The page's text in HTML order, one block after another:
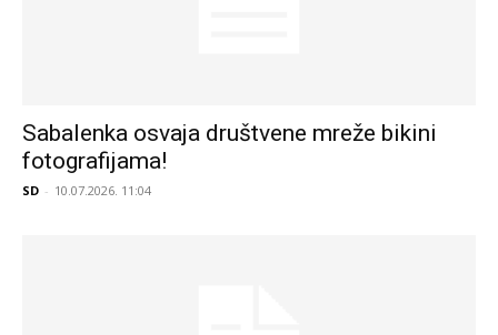
Sabalenka osvaja društvene mreže bikini
fotografijama!
SD - 10.07.2026. 11:04